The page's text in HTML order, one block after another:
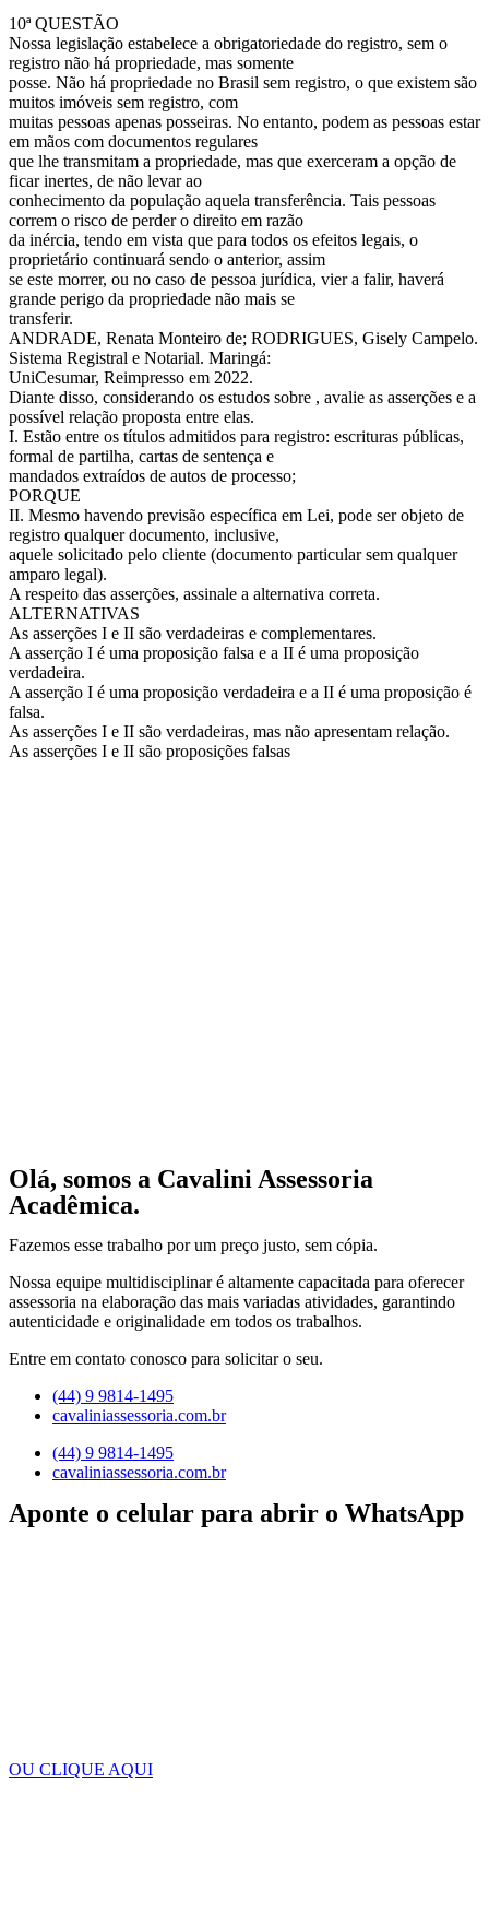
10ª QUESTÃO
Nossa legislação estabelece a obrigatoriedade do registro, sem o
registro não há propriedade, mas somente
posse. Não há propriedade no Brasil sem registro, o que existem são
muitos imóveis sem registro, com
muitas pessoas apenas posseiras. No entanto, podem as pessoas estar
em mãos com documentos regulares
que lhe transmitam a propriedade, mas que exerceram a opção de
ficar inertes, de não levar ao
conhecimento da população aquela transferência. Tais pessoas
correm o risco de perder o direito em razão
da inércia, tendo em vista que para todos os efeitos legais, o
proprietário continuará sendo o anterior, assim
se este morrer, ou no caso de pessoa jurídica, vier a falir, haverá
grande perigo da propriedade não mais se
transferir.
ANDRADE, Renata Monteiro de; RODRIGUES, Gisely Campelo.
Sistema Registral e Notarial. Maringá:
UniCesumar, Reimpresso em 2022.
Diante disso, considerando os estudos sobre , avalie as asserções e a
possível relação proposta entre elas.
I. Estão entre os títulos admitidos para registro: escrituras públicas,
formal de partilha, cartas de sentença e
mandados extraídos de autos de processo;
PORQUE
II. Mesmo havendo previsão específica em Lei, pode ser objeto de
registro qualquer documento, inclusive,
aquele solicitado pelo cliente (documento particular sem qualquer
amparo legal).
A respeito das asserções, assinale a alternativa correta.
ALTERNATIVAS
As asserções I e II são verdadeiras e complementares.
A asserção I é uma proposição falsa e a II é uma proposição
verdadeira.
A asserção I é uma proposição verdadeira e a II é uma proposição é
falsa.
As asserções I e II são verdadeiras, mas não apresentam relação.
As asserções I e II são proposições falsas
Olá, somos a Cavalini Assessoria
Acadêmica.
Fazemos esse trabalho por um preço justo, sem cópia.
Nossa equipe multidisciplinar é altamente capacitada para oferecer
assessoria na elaboração das mais variadas atividades, garantindo
autenticidade e originalidade em todos os trabalhos.
Entre em contato conosco para solicitar o seu.
(44) 9 9814-1495
cavaliniassessoria.com.br
(44) 9 9814-1495
cavaliniassessoria.com.br
Aponte o celular para abrir o WhatsApp
OU CLIQUE AQUI